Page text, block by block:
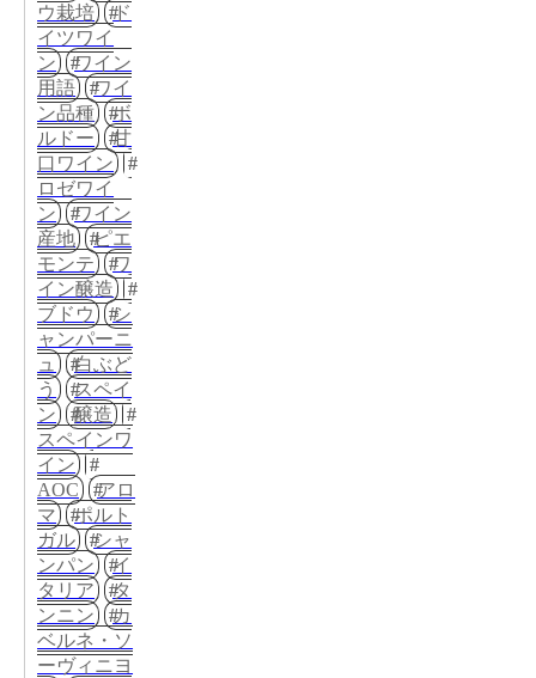
ウ栽培
ド
イツワイ
ン
ワイン
用語
ワイ
ン品種
ボ
ルドー
甘
口ワイン
ロゼワイ
ン
ワイン
産地
ピエ
モンテ
ワ
イン醸造
ブドウ
シ
ャンパーニ
ュ
白ぶど
う
スペイ
ン
醸造
スペインワ
イン
AOC
アロ
マ
ポルト
ガル
シャ
ンパン
イ
タリア
タ
ンニン
カ
ベルネ・ソ
ーヴィニヨ